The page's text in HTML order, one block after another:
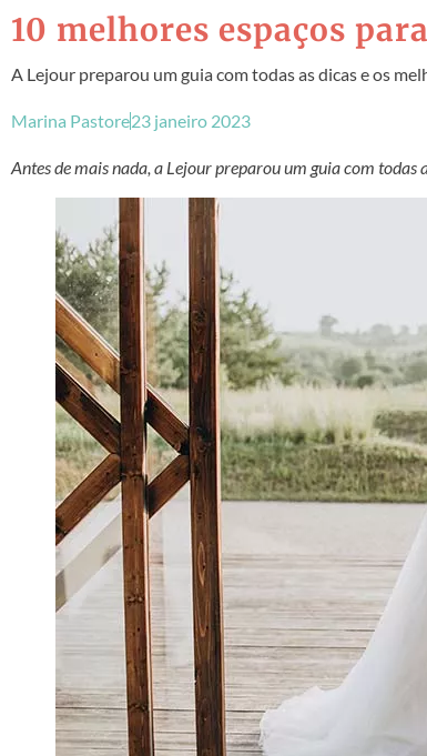
10 melhores espaços
A Lejour preparou um guia com todas as dicas e os
Marina Pastore23 janeiro 2023
Antes de mais nada, a Lejour preparou um guia com todas